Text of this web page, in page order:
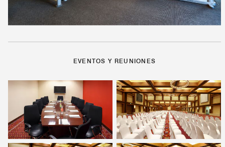
EVENTOS Y REUNIONES